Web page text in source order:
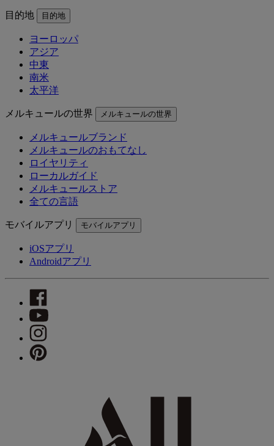
目的地 目的地
ヨーロッパ
アジア
中東
南米
太平洋
メルキュールの世界 メルキュールの世界
メルキュールブランド
メルキュールのおもてなし
ロイヤリティ
ローカルガイド
メルキュールストア
全ての言語
モバイルアプリ モバイルアプリ
iOSアプリ
Androidアプリ